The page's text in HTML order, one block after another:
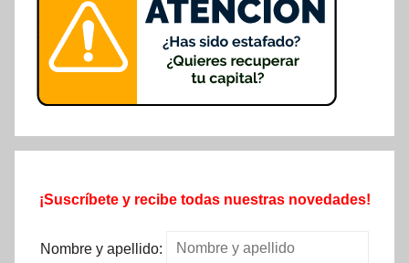
¡Suscríbete y recibe todas nuestras novedades!
Nombre y apellido: